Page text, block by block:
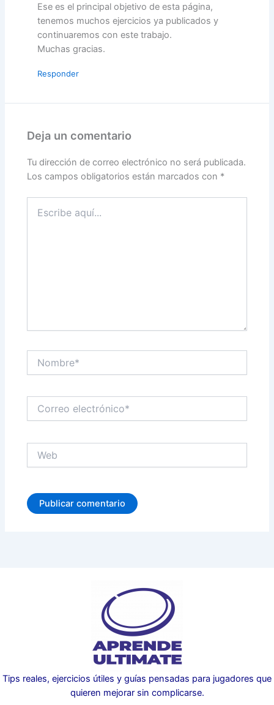
Ese es el principal objetivo de esta página,
tenemos muchos ejercicios ya publicados y
continuaremos con este trabajo.
Muchas gracias.
Responder
Deja un comentario
Tu dirección de correo electrónico no será publicada.
Los campos obligatorios están marcados con *
aquí...
electrónico*
Tips reales, ejercicios útiles y guías pensadas para jugadores que
quieren mejorar sin complicarse.